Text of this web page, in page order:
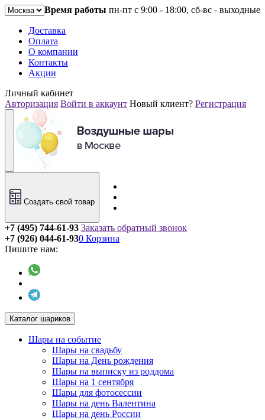
Время работы пн-пт с 9:00 - 18:00, сб-вс - выходные
Доставка
Оплата
О компании
Контакты
Акции
Личный кабинет
Авторизация Войти в аккаунт Новый клиент? Регистрация
Создать свой товар
+7 (495) 744-61-93 Заказать обратный звонок
+7 (926) 044-61-93
Пишите нам:
0 Корзина
Каталог шариков
Шары на событие
Шары на свадьбу
Шары на День рождения
Шары на выписку из роддома
Шары на 1 сентября
Шары для фотосессии
Шары на день Валентина
Шары на день России